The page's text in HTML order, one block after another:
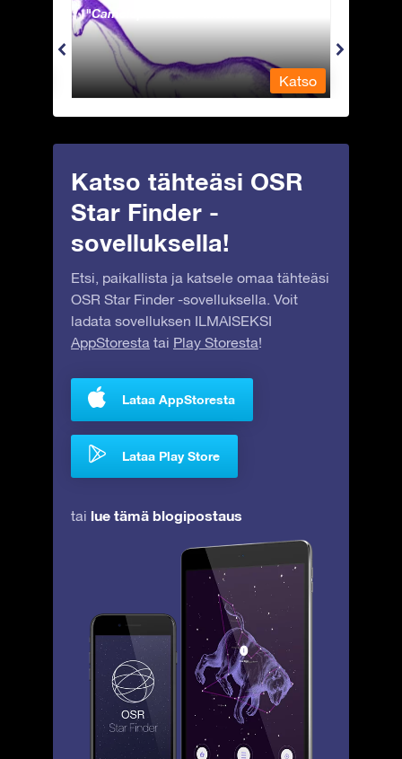
Camelopardalis - Kirahvi
Katso
Katso tähteäsi OSR
Star Finder -
sovelluksella!
Etsi, paikallista ja katsele omaa tähteäsi
OSR Star Finder -sovelluksella. Voit
ladata sovelluksen ILMAISEKSI
AppStoresta tai Play Storesta!
Lataa AppStoresta
Lataa Play Store
tai lue tämä blogipostaus